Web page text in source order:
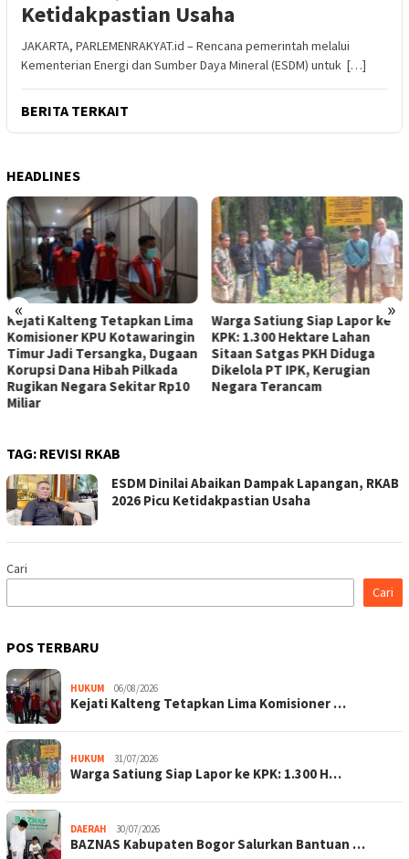
Ketidakpastian Usaha
JAKARTA, PARLEMENRAKYAT.id – Rencana pemerintah melalui
Kementerian Energi dan Sumber Daya Mineral (ESDM) untuk […]
BERITA TERKAIT
HEADLINES
« »
Kejati Kalteng Tetapkan Lima
Komisioner KPU Kotawaringin
Timur Jadi Tersangka, Dugaan
Korupsi Dana Hibah Pilkada
Rugikan Negara Sekitar Rp10
Miliar
Warga Satiung Siap Lapor ke
KPK: 1.300 Hektare Lahan
Sitaan Satgas PKH Diduga
Dikelola PT IPK, Kerugian
Negara Terancam
TAG: REVISI RKAB
ESDM Dinilai Abaikan Dampak Lapangan, RKAB
2026 Picu Ketidakpastian Usaha
Cari
Cari
POS TERBARU
HUKUM 06/08/2026
Kejati Kalteng Tetapkan Lima Komisioner …
HUKUM 31/07/2026
Warga Satiung Siap Lapor ke KPK: 1.300 H…
DAERAH 30/07/2026
BAZNAS Kabupaten Bogor Salurkan Bantuan …